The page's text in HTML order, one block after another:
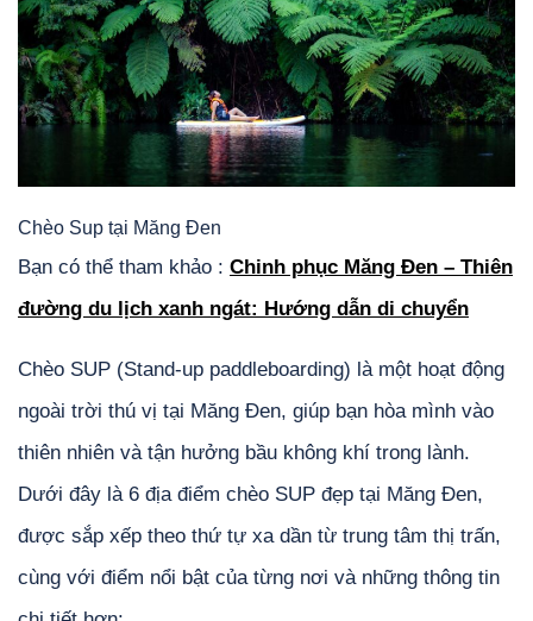
Chèo Sup tại Măng Đen
Bạn có thể tham khảo : Chinh phục Măng Đen – Thiên
đường du lịch xanh ngát: Hướng dẫn di chuyển
Chèo SUP (Stand-up paddleboarding) là một hoạt động
ngoài trời thú vị tại Măng Đen, giúp bạn hòa mình vào
thiên nhiên và tận hưởng bầu không khí trong lành.
Dưới đây là 6 địa điểm chèo SUP đẹp tại Măng Đen,
được sắp xếp theo thứ tự xa dần từ trung tâm thị trấn,
cùng với điểm nổi bật của từng nơi và những thông tin